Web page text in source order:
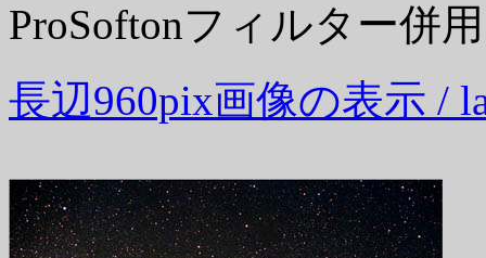
ProSoftonフィルター併
長辺960pix画像の表示 /